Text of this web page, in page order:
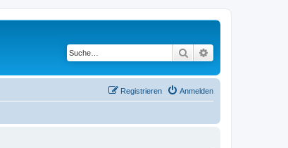
Suche
Anmelden
Registrieren